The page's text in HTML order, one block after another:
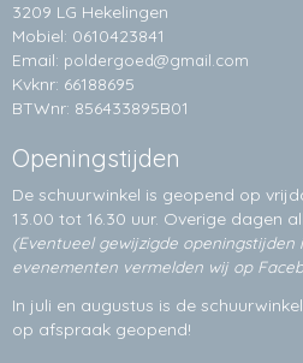
3209 LG Hekelingen
Mobiel: 0610423841
Email: poldergoed@gmail.com
Kvknr: 66188695
BTWnr: 856433895B01
Openingstijden
De schuurwinkel is geopend op
13.00 tot 16.30 uur. Overige dagen
(Eventueel gewijzigde openingstijden
evenementen vermelden wij op
In juli en augustus is de
op afspraak geopend!